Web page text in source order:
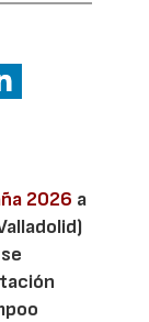
2026 a